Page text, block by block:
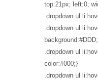
top:21px; left:0;
.dropdown ul
.dropdown ul
.dropdown ul
color:#000;}
.dropdown ul